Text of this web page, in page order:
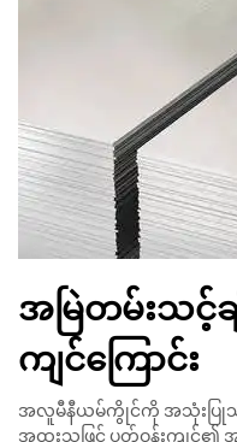
အမြဲတမ်းသင့်
ကျင်ကြောင်း
အလူမီနီယမ်ကွိုင်ကို အသုံးပြုသ
အထူးသဖြင့် ပတ်ဝန်းကျင်၏